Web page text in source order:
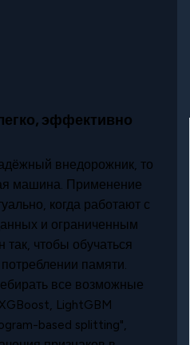
эффективно
внедорожник, то
машина. Применение
когда работают с
и ограниченным
чтобы обучаться
памяти.
все возможные
LightGBM
based splitting",